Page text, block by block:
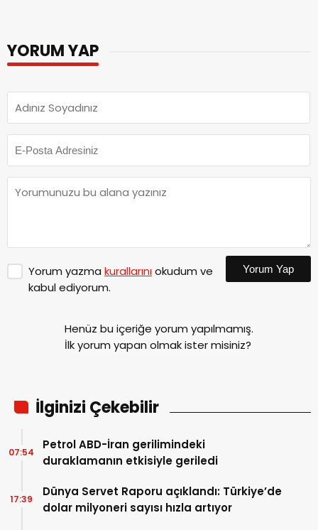
YORUM YAP
Yorum yazma kurallarınıokudum ve
kabul ediyorum.
Yorum Yap
Henüz bu içeriğe yorum yapılmamış.
İlk yorum yapan olmak ister misiniz?
İlginizi Çekebilir
Petrol ABD-İran gerilimindeki
duraklamanın etkisiyle geriledi
07:54
Dünya Servet Raporu açıklandı: Türkiye’de
dolar milyoneri sayısı hızla artıyor
17:39